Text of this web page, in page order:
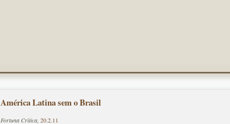
América Latina sem o Brasil
Fortuna Crítica, 20.2.11